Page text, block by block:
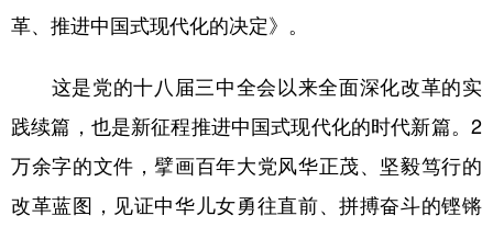
革、推进中国式现代化的决定》。
这是党的十八届三中全会以来全面深化改革的实
践续篇，也是新征程推进中国式现代化的时代新篇。2
万余字的文件，擘画百年大党风华正茂、坚毅笃行的
改革蓝图，见证中华儿女勇往直前、拼搏奋斗的铿锵